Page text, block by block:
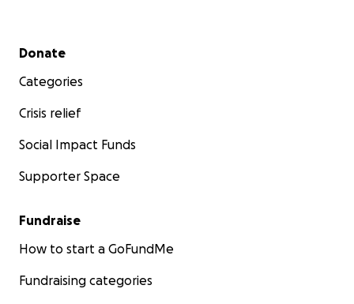
Secondary menu
Donate
Categories
Crisis relief
Social Impact Funds
Supporter Space
Fundraise
How to start a GoFundMe
Fundraising categories